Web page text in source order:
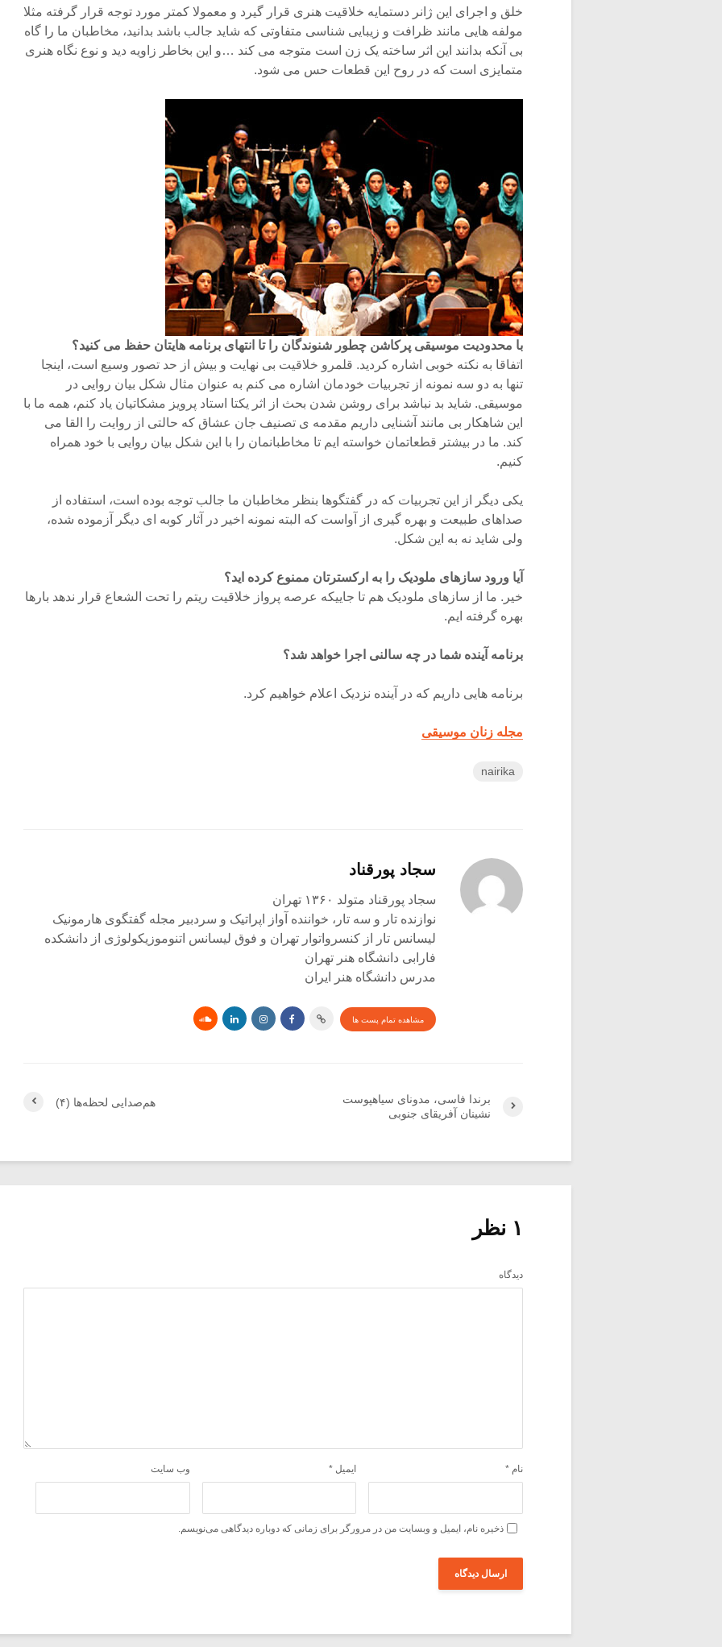
خلق و اجرای این ژانر دستمایه خلاقیت هنری قرار گیرد و معمولا کمتر مورد توجه قرار گرفته مثلا
مولفه هایی مانند ظرافت و زیبایی شناسی متفاوتی که شاید جالب باشد بدانید، مخاطبان ما را گاه
بی آنکه بدانند این اثر ساخته یک زن است متوجه می کند …و این بخاطر زاویه دید و نوع نگاه هنری
متمایزی است که در روح این قطعات حس می شود.
با محدودیت موسیقی پرکاشن چطور شنوندگان را تا انتهای برنامه هایتان حفظ می کنید؟
اتفاقا به نکته خوبی اشاره کردید. قلمرو خلاقیت بی نهایت و بیش از حد تصور وسیع است، اینجا
تنها به دو سه نمونه از تجربیات خودمان اشاره می کنم به عنوان مثال شکل بیان روایی در
موسیقی. شاید بد نباشد برای روشن شدن بحث از اثر یکتا استاد پرویز مشکاتیان یاد کنم، همه ما با
این شاهکار بی مانند آشنایی داریم مقدمه ی تصنیف جان عشاق که حالتی از روایت را القا می
کند. ما در بیشتر قطعاتمان خواسته ایم تا مخاطبانمان را با این شکل بیان روایی با خود همراه
کنیم.
یکی دیگر از این تجربیات که در گفتگوها بنظر مخاطبان ما جالب توجه بوده است، استفاده از
صداهای طبیعت و بهره گیری از آواست که البته نمونه اخیر در آثار کوبه ای دیگر آزموده شده،
ولی شاید نه به این شکل.
آیا ورود سازهای ملودیک را به ارکسترتان ممنوع کرده اید؟
خیر. ما از سازهای ملودیک هم تا جاییکه عرصه پرواز خلاقیت ریتم را تحت الشعاع قرار ندهد بارها
بهره گرفته ایم.
برنامه آینده شما در چه سالنی اجرا خواهد شد؟
برنامه هایی داریم که در آینده نزدیک اعلام خواهیم کرد.
مجله زنان موسیقی
nairika
سجاد پورقناد
سجاد پورقناد متولد ۱۳۶۰ تهران
نوازنده تار و سه تار، خواننده آواز اپراتیک و سردبیر مجله گفتگوی هارمونیک
لیسانس تار از کنسرواتوار تهران و فوق لیسانس اتنوموزیکولوژی از دانشکده
فارابی دانشگاه هنر تهران
مدرس دانشگاه هنر ایران
مشاهده تمام پست ها
هم‌صدایی لحظه‌ها (۴)
برندا فاسی، مدونای سیاهپوست
نشینان آفریقای جنوبی
۱ نظر
دیدگاه
نام * ایمیل * وب‌ سایت
ذخیره نام، ایمیل و وبسایت من در مرورگر برای زمانی که دوباره دیدگاهی می‌نویسم.